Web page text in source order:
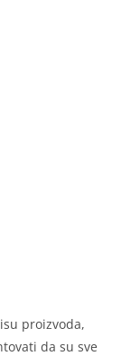
proizvoda,
da su sve